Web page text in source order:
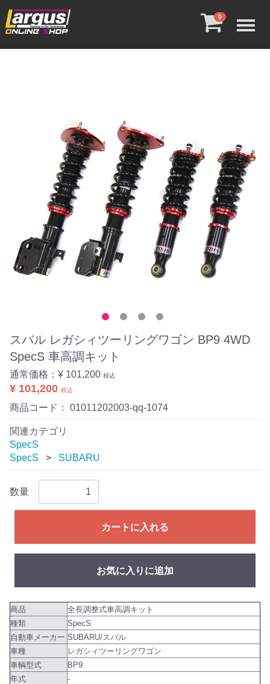
0
スバル レガシィツーリングワゴン BP9 4WD
SpecS 車高調キット
通常価格： ¥ 101,200 税込
¥ 101,200 税込
商品コード： 01011202003-qq-1074
関連カテゴリ
SpecS
SpecS
SUBARU
数量
カートに入れる
お気に入りに追加
商品
全長調整式車高調キット
種類
SpecS
自動車メーカー SUBARU/スバル
車種
レガシィツーリングワゴン
車輌型式
BP9
年式
-